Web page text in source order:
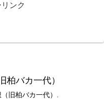
ンク
柏バカ一代）
旧柏バカ一代）.